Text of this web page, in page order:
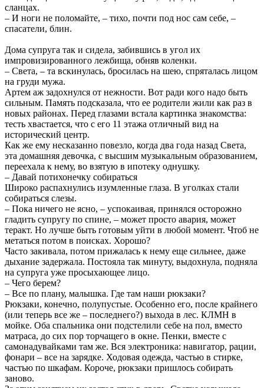
сланцах.
– И ноги не поломайте, – тихо, почти под нос сам себе, –
спасатели, блин.
Дома супруга так и сидела, забившись в угол их
импровизированного лежбища, обняв коленки.
– Света, – та вскинулась, бросилась на шею, спряталась лицом
на груди мужа.
Артем аж задохнулся от нежности. Вот ради кого надо быть
сильным. Память подсказала, что ее родители жили как раз в
новых районах. Перед глазами встала картинка знакомства:
тесть хвастается, что с его 11 этажа отличный вид на
исторический центр.
Как же ему несказанно повезло, когда два года назад Света,
эта домашняя девочка, с высшим музыкальным образованием,
переехала к нему, во взятую в ипотеку однушку.
– Давай потихонечку собираться
Широко распахнулись изумленные глаза. В уголках стали
собираться слезы.
– Пока ничего не ясно, – успокаивая, принялся осторожно
гладить супругу по спине, – может просто авария, может
теракт. Но лучше быть готовым уйти в любой момент. Чтоб не
метаться потом в поисках. Хорошо?
Часто закивала, потом прижалась к нему еще сильнее, даже
дыхание задержала. Постояла так минуту, выдохнула, подняла
на супруга уже просыхающее лицо.
– Чего берем?
– Все по плану, малышка. Где там наши рюкзаки?
Рюкзаки, конечно, полупустые. Особенно его, после крайнего
(или теперь все же – последнего?) выхода в лес. КЛМН в
мойке. Оба спальника они подстелили себе на пол, вместо
матраса, до сих пор торчащего в окне. Пенки, вместе с
самонадувайками там же. Вся электроника: навигатор, рации,
фонари – все на зарядке. Ходовая одежда, частью в стирке,
частью по шкафам. Короче, рюкзаки пришлось собирать
заново.